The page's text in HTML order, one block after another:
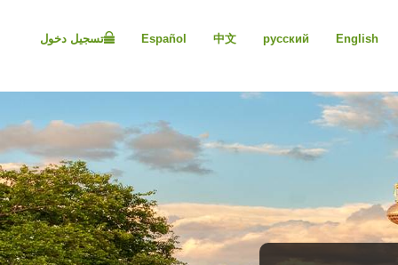
accessibility
system.
Press
Control-
F11
to
adjust
the
website
English
русский
中文
Español تسجيل دخول